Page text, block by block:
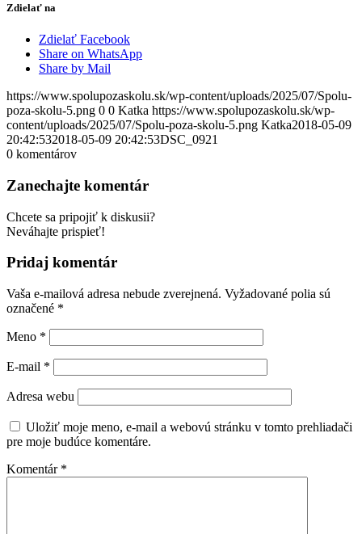
Zdielať na
Zdielať Facebook
Share on WhatsApp
Share by Mail
https://www.spolupozaskolu.sk/wp-content/uploads/2025/07/Spolu-
poza-skolu-5.png 0 0 Katka https://www.spolupozaskolu.sk/wp-
content/uploads/2025/07/Spolu-poza-skolu-5.png Katka2018-05-09
20:42:532018-05-09 20:42:53DSC_0921
0 komentárov
Zanechajte komentár
Chcete sa pripojiť k diskusii?
Neváhajte prispieť!
Pridaj komentár
Vaša e-mailová adresa nebude zverejnená. Vyžadované polia sú
označené *
Meno *
E-mail *
Adresa webu
Uložiť moje meno, e-mail a webovú stránku v tomto prehliadači
pre moje budúce komentáre.
Komentár *